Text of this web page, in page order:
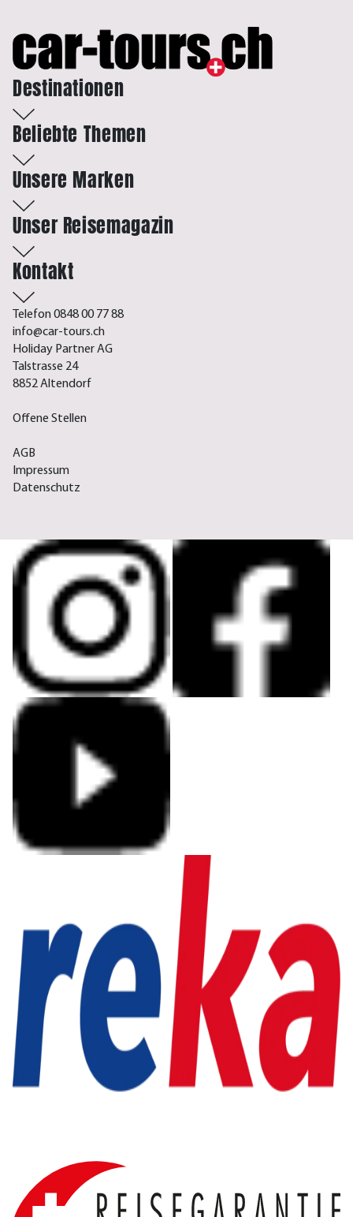
Destinationen
Beliebte Themen
Unsere Marken
Unser Reisemagazin
Kontakt
Telefon 0848 00 77 88
info@car-tours.ch
Holiday Partner AG
Talstrasse 24
8852 Altendorf
Offene Stellen
AGB
Impressum
Datenschutz